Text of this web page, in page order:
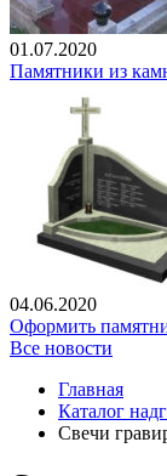
01.07.2020
Памятники из
04.06.2020
Оформить
Все новости
Главная
Каталог
Свечи